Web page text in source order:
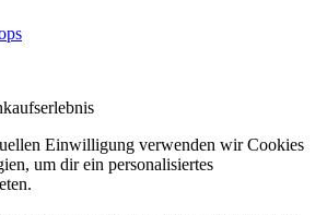
Einwilligung verwenden wir Cookies
um dir ein personalisiertes